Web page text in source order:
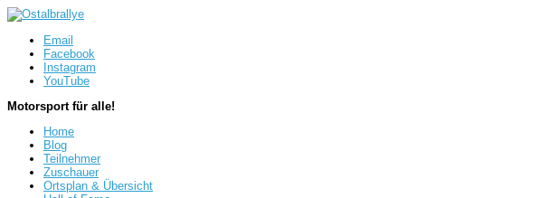
Email
Facebook
Instagram
YouTube
Motorsport für alle!
Home
Blog
Teilnehmer
Zuschauer
Ortsplan & Übersicht